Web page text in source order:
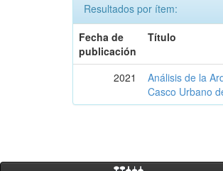
Resultados por ítem:
Fecha de
publicación
Título
2021
Análisis de la
Casco Urbano